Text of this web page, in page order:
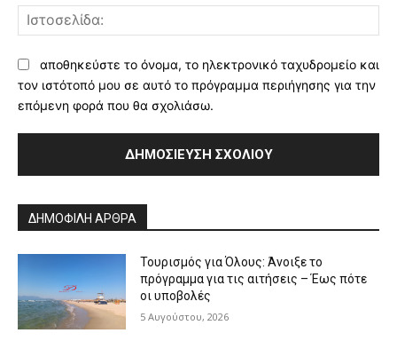
αποθηκεύστε το όνομα, το ηλεκτρονικό ταχυδρομείο και
τον ιστότοπό μου σε αυτό το πρόγραμμα περιήγησης για την
επόμενη φορά που θα σχολιάσω.
ΔΗΜΟΦΙΛΗ ΑΡΘΡΑ
Τουρισμός για Όλους: Άνοιξε το
πρόγραμμα για τις αιτήσεις – Έως πότε
οι υποβολές
5 Αυγούστου, 2026